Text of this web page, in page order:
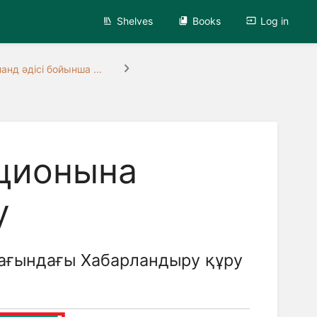
Shelves Books Log in
әдісі бойынша ...
Хабарландыру құру